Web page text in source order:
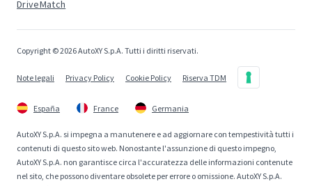
DriveMatch
Copyright © 2026 AutoXY S.p.A. Tutti i diritti riservati.
Note legali Privacy Policy Cookie Policy Riserva TDM
España France Germania
AutoXY S.p.A. si impegna a manutenere e ad aggiornare con tempestività tutti i
contenuti di questo sito web. Nonostante l'assunzione di questo impegno,
AutoXY S.p.A. non garantisce circa l'accuratezza delle informazioni contenute
nel sito, che possono diventare obsolete per errore o omissione. AutoXY S.p.A.